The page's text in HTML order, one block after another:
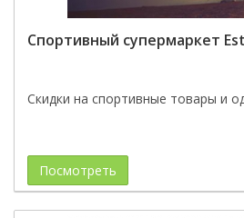
Спортивный супермаркет
Скидки на спортивные товары и
Посмотреть